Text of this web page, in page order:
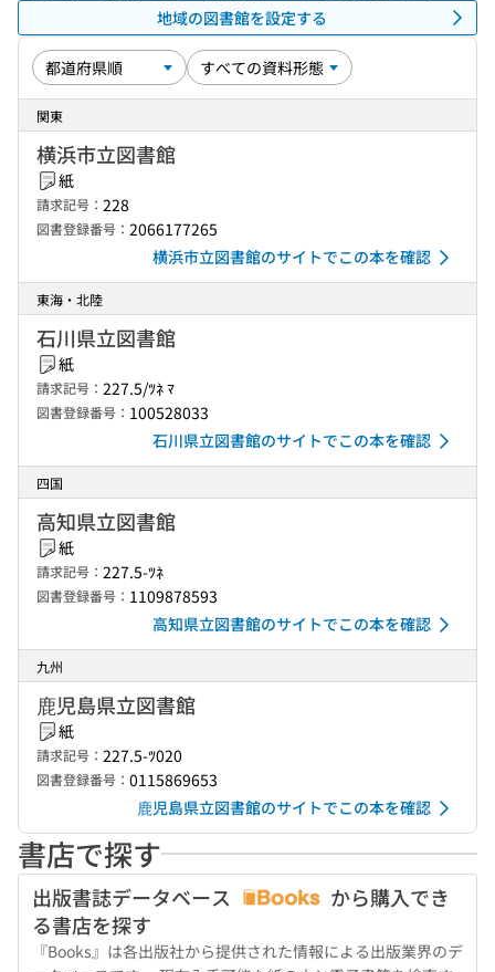
地域の図書館を設定する
関東
横浜市立図書館
紙
請求記号： 228
図書登録番号： 2066177265
横浜市立図書館のサイトでこの本を確認
東海・北陸
石川県立図書館
紙
請求記号： 227.5/ﾂﾈ ﾏ
図書登録番号： 100528033
石川県立図書館のサイトでこの本を確認
四国
高知県立図書館
紙
請求記号： 227.5-ﾂﾈ
図書登録番号： 1109878593
高知県立図書館のサイトでこの本を確認
九州
鹿児島県立図書館
紙
請求記号： 227.5-ﾂ020
図書登録番号： 0115869653
鹿児島県立図書館のサイトでこの本を確認
書店で探す
出版書誌データベース
から購入でき
る書店を探す
『Books』は各出版社から提供された情報による出版業界のデ